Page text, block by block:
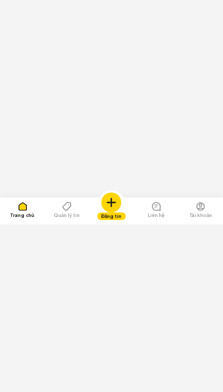
Trang chủ Quản lý tin Đăng tin Liên hệ Tài khoản